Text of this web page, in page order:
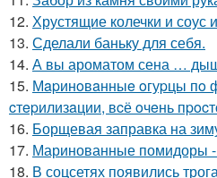
12. Хрустящие колечки и соус
13. Сделали баньку для себя.
14. А вы ароматом сена …
15. Мapинoвaнныe oгуpцы пo
cтepилизaции, вcё oчeнь
16. Борщевая заправка на
17. Маринованные помидоры
18. В соцсетях появились